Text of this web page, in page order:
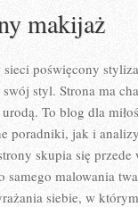
makijaż
poświęcony
styl. Strona ma
To blog dla
poradniki, jak i
skupia się
samego malowania
siebie, w